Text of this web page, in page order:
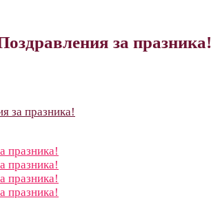
за празника!
за празника!